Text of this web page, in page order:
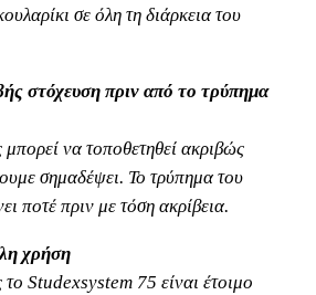
σε όλη τη διάρκεια του
στόχευση πριν από το τρύπημα
να τοποθετηθεί ακριβώς
σημαδέψει. Το τρύπημα του
ποτέ πριν με τόση ακρίβεια.
χρήση
το Studexsystem 75 είναι έτοιμο